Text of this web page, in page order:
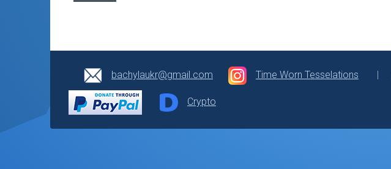
bachylaukr@gmail.com Time Worn Tesselations
Crypto